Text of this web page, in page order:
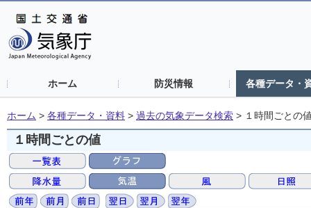
ホーム 防災情報 各種データ・
ホーム > 各種データ・資料 > 過去の気象データ検索 > １時間ごとの
１時間ごとの値